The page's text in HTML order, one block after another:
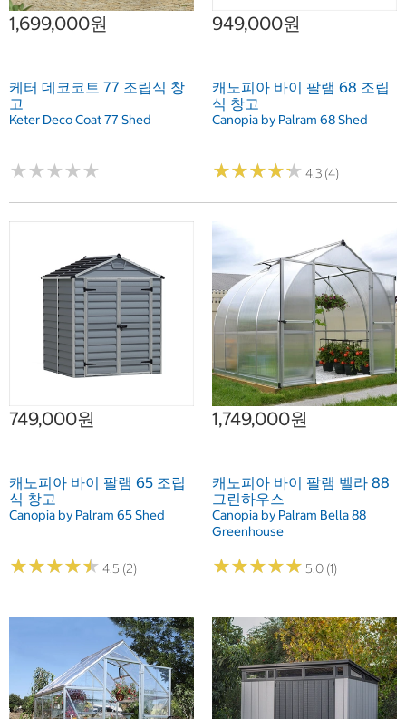
1,699,000원
케터 데코코트 77 조립식 창
고
Keter Deco Coat 77 Shed
★★★★★
★★★★★
949,000원
캐노피아 바이 팔램 68 조립
식 창고
Canopia by Palram 68 Shed
★★★★★
★★★★★ 4.3 (4)
749,000원
캐노피아 바이 팔램 65 조립
식 창고
Canopia by Palram 65 Shed
★★★★★
★★★★★ 4.5 (2)
1,749,000원
캐노피아 바이 팔램 벨라 88
그린하우스
Canopia by Palram Bella 88
Greenhouse
★★★★★
★★★★★ 5.0 (1)